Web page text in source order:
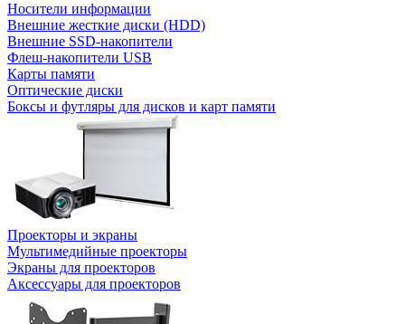
Носители информации
Внешние жесткие диски (HDD)
Внешние SSD-накопители
Флеш-накопители USB
Карты памяти
Оптические диски
Боксы и футляры для дисков и карт памяти
Проекторы и экраны
Мультимедийные проекторы
Экраны для проекторов
Аксессуары для проекторов